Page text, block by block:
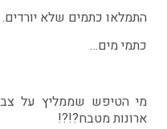
התמלאו כתמים שלא יורדים.
כתמי מים…
מי הטיפש שממליץ על
ארונות מטבח?!?!